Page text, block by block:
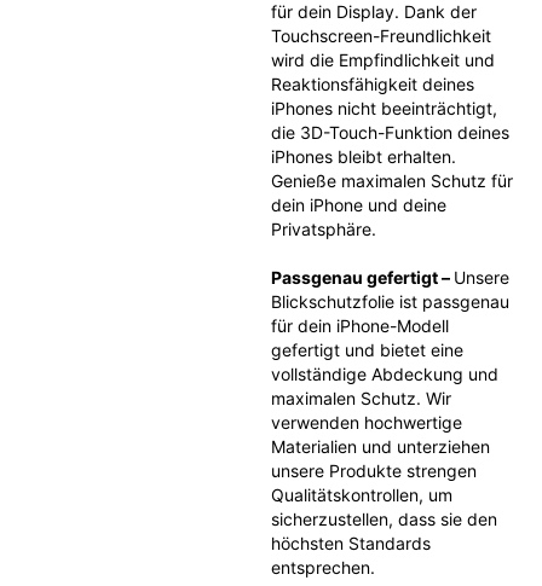
für dein Display. Dank der
Touchscreen-Freundlichkeit
wird die Empfindlichkeit und
Reaktionsfähigkeit deines
iPhones nicht beeinträchtigt,
die 3D-Touch-Funktion deines
iPhones bleibt erhalten.
Genieße maximalen Schutz für
dein iPhone und deine
Privatsphäre.
Passgenau gefertigt – Unsere
Blickschutzfolie ist passgenau
für dein iPhone-Modell
gefertigt und bietet eine
vollständige Abdeckung und
maximalen Schutz. Wir
verwenden hochwertige
Materialien und unterziehen
unsere Produkte strengen
Qualitätskontrollen, um
sicherzustellen, dass sie den
höchsten Standards
entsprechen.